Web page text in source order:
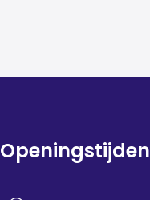
Openingstijden